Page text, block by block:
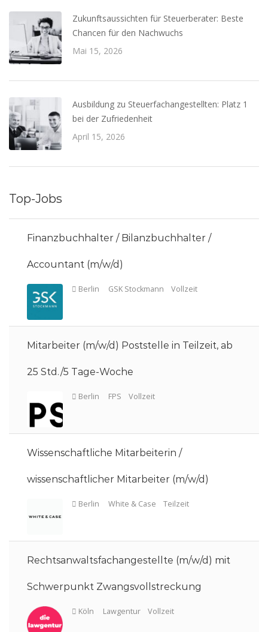
Zukunftsaussichten für Steuerberater: Beste
Chancen für den Nachwuchs
Mai 15, 2026
Ausbildung zu Steuerfachangestellten: Platz 1
bei der Zufriedenheit
April 15, 2026
Top-Jobs
Finanzbuchhalter / Bilanzbuchhalter /
Accountant (m/w/d)
Mitarbeiter (m/w/d) Poststelle in Teilzeit, ab
25 Std./5 Tage-Woche
Wissenschaftliche Mitarbeiterin /
wissenschaftlicher Mitarbeiter (m/w/d)
Rechtsanwaltsfachangestellte (m/w/d) mit
Schwerpunkt Zwangsvollstreckung